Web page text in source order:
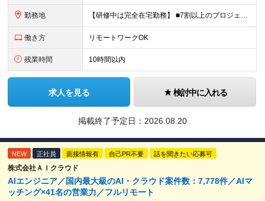
勤務地 【研修中は完全在宅勤務】 ■7割以上のプロジェクトでリモートワークを導入 ■フルリモートもあり ■一都三県のプロジェクト先 ■転居を伴う転勤なし ＜プロジェクト先＞ 東京・神奈川・千葉・埼玉でのプロ
働き方 リモートワークOK
残業時間 10時間以内
求人を見る 検討中に入れる
掲載終了予定日： 2026.08.20
NEW 正社員 面接情報有 自己PR不要 話を聞きたい応募可
株式会社ＡＩクラウド
AIエンジニア／国内最大級のAI・クラウド案件数：7,778件／AIマ
ッチング×41名の営業力／フルリモート